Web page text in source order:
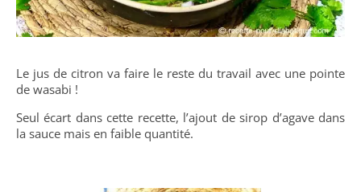
Le jus de citron va faire le reste du travail avec une pointe
de wasabi !
Seul écart dans cette recette, l’ajout de sirop d’agave dans
la sauce mais en faible quantité.